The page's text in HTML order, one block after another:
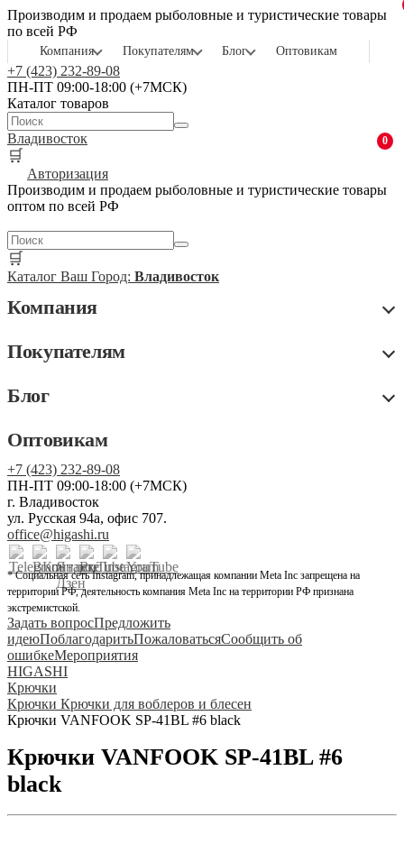
Производим и продаем рыболовные и туристические товары
по всей РФ
Компания Покупателям Блог Оптовикам
+7 (423) 232-89-08
ПН-ПТ 09:00-18:00 (+7МСК)
Каталог товаров
Владивосток
🛒
0
Авторизация
Производим и продаем рыболовные и туристические товары
оптом по всей РФ
🛒
Каталог Ваш Город: Владивосток
Компания
Покупателям
Блог
Оптовикам
+7 (423) 232-89-08
ПН-ПТ 09:00-18:00 (+7МСК)
г. Владивосток
ул. Русская 94а, офис 707.
office@higashi.ru
* Социальная сеть Instagram, принадлежащая компании Meta Inc запрещена на
территории РФ, деятельность компания Meta Inc на территории РФ признана
экстремистской.
Задать вопросПредложить
идеюПоблагодаритьПожаловатьсяСообщить об
ошибкеМероприятия
HIGASHI
Крючки
Крючки Крючки для воблеров и блесен
Крючки VANFOOK SP-41BL #6 black
Крючки VANFOOK SP-41BL #6
black